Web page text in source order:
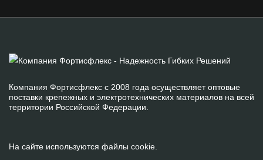
Компания Фортисфлекс с 2008 года осуществляет оптовые
поставки крепежных и электротехнических материалов на всей
территории Российской Федерации.
На сайте используются файлы cookie.